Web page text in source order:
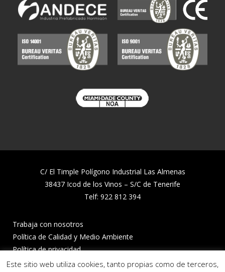
C/ El Timple Polígono Industrial Las Almenas
38437 Icod de los Vinos – S/C de Tenerife
Telf: 922 812 394
Trabaja con nosotros
Política de Calidad y Medio Ambiente
Política de privacidad
Política de cookies
Este sitio web utiliza cookies, tanto propias como de terceros,